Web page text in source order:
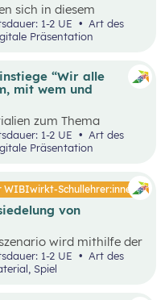
Aufgaben
analysieren,
bewältigen zu
sich in diesem
SDGs (Sustainable
Sie wählen ein
ihrer Umgebung Orte, an
Anschließend werden
erarbeitet.
1-2 UE
Präsentation
“Wir alle
mit wem und
zum Thema
werden drei
vorgestellt. Diese
nicht nur durch ihre
um die Schüler:innen
einzubinden.
1-2 UE
Präsentation
Schullehrer:innen
von
wird mithilfe der
„Ansiedelung von
behandelt. Im
1-2 UE
Art des
Spiel